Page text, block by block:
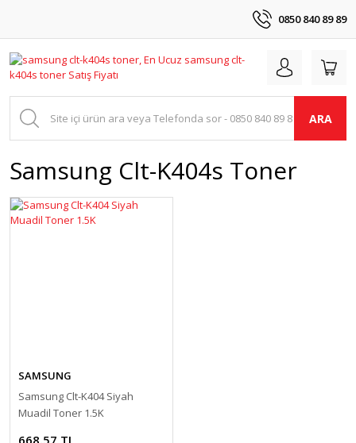
0850 840 89 89
ARA
Samsung Clt-K404s Toner
SAMSUNG
Samsung Clt-K404 Siyah
Muadil Toner 1.5K
668,57 TL